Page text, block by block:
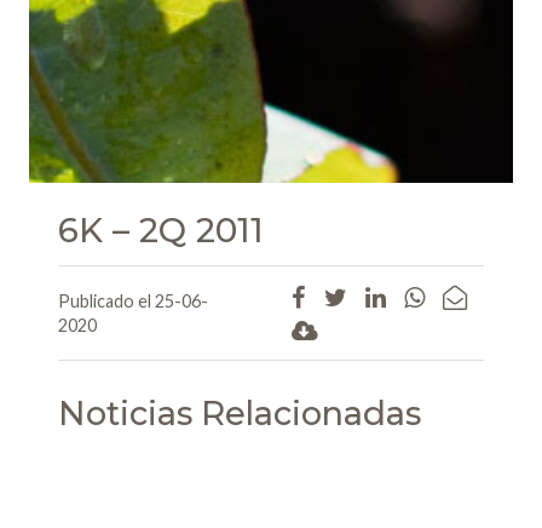
6K – 2Q 2011
Publicado el 25-06-
2020
Noticias Relacionadas